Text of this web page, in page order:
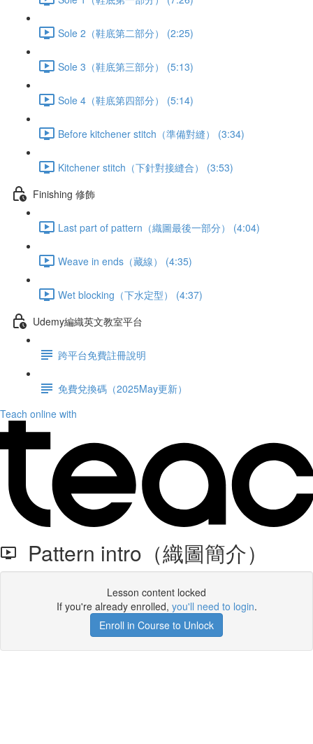
Sole 2（鞋底第二部分） (2:25)
Sole 3（鞋底第三部分） (5:13)
Sole 4（鞋底第四部分） (5:14)
Before kitchener stitch（準備對縫） (3:34)
Kitchener stitch（下針對接縫合） (3:53)
Finishing 修飾
Last part of pattern（織圖最後一部分） (4:04)
Weave in ends（藏線） (4:35)
Wet blocking（下水定型） (4:37)
Udemy編織英文教室平台
跨平台免費註冊說明
免費兌換碼（2025May更新）
Teach online with
Pattern intro（織圖簡介）
Lesson content locked
If you're already enrolled, you'll need to login.
Enroll in Course to Unlock